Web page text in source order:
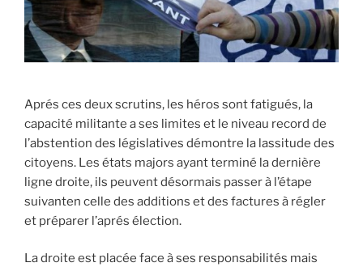
Aprés ces deux scrutins, les héros sont fatigués, la
capacité militante a ses limites et le niveau record de
l’abstention des législatives démontre la lassitude des
citoyens. Les états majors ayant terminé la dernière
ligne droite, ils peuvent désormais passer à l’étape
suivanten celle des additions et des factures à régler
et préparer l’aprés élection.
La droite est placée face à ses responsabilités mais